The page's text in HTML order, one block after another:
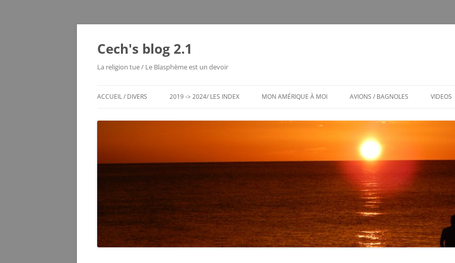
Cech's blog 2.1
La religion tue / Le Blasphème est un devoir
ACCUEIL / DIVERS 2019 -> 2024/ LES INDEX MON AMÉRIQUE À MOI
LES PUBS TOXIQUES
ARCHITECTURE BIZARRE ET TOUT
VENANT
AVIONS / BAGNOLES
AVIONS ET BAGNOLES (MENU)
VIDEOS